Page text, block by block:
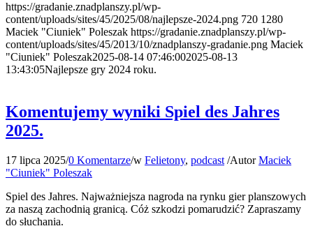
https://gradanie.znadplanszy.pl/wp-
content/uploads/sites/45/2025/08/najlepsze-2024.png 720 1280
Maciek "Ciuniek" Poleszak https://gradanie.znadplanszy.pl/wp-
content/uploads/sites/45/2013/10/znadplanszy-gradanie.png Maciek
"Ciuniek" Poleszak2025-08-14 07:46:002025-08-13
13:43:05Najlepsze gry 2024 roku.
Komentujemy wyniki Spiel des Jahres
2025.
17 lipca 2025/0 Komentarze/w Felietony, podcast /AutorMaciek
"Ciuniek" Poleszak
Spiel des Jahres. Najważniejsza nagroda na rynku gier planszowych
za naszą zachodnią granicą. Cóż szkodzi pomarudzić? Zapraszamy
do słuchania.